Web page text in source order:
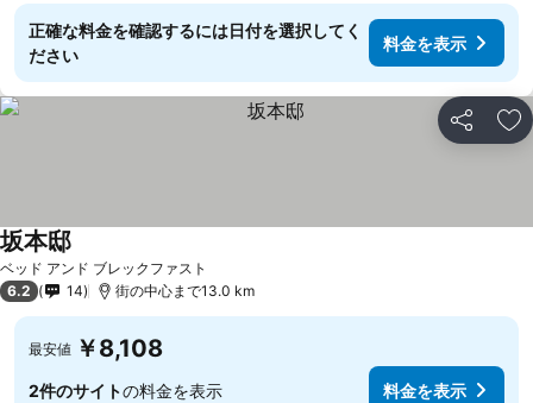
正確な料金を確認するには日付を選択してく
ださい
料金を表示
シェア お
ベッド アンド ブレックファスト
坂本邸
6.2 14 街の中心まで13.0 km
最安値 ￥8,108
2件のサイトの料金を表示 料金を表示